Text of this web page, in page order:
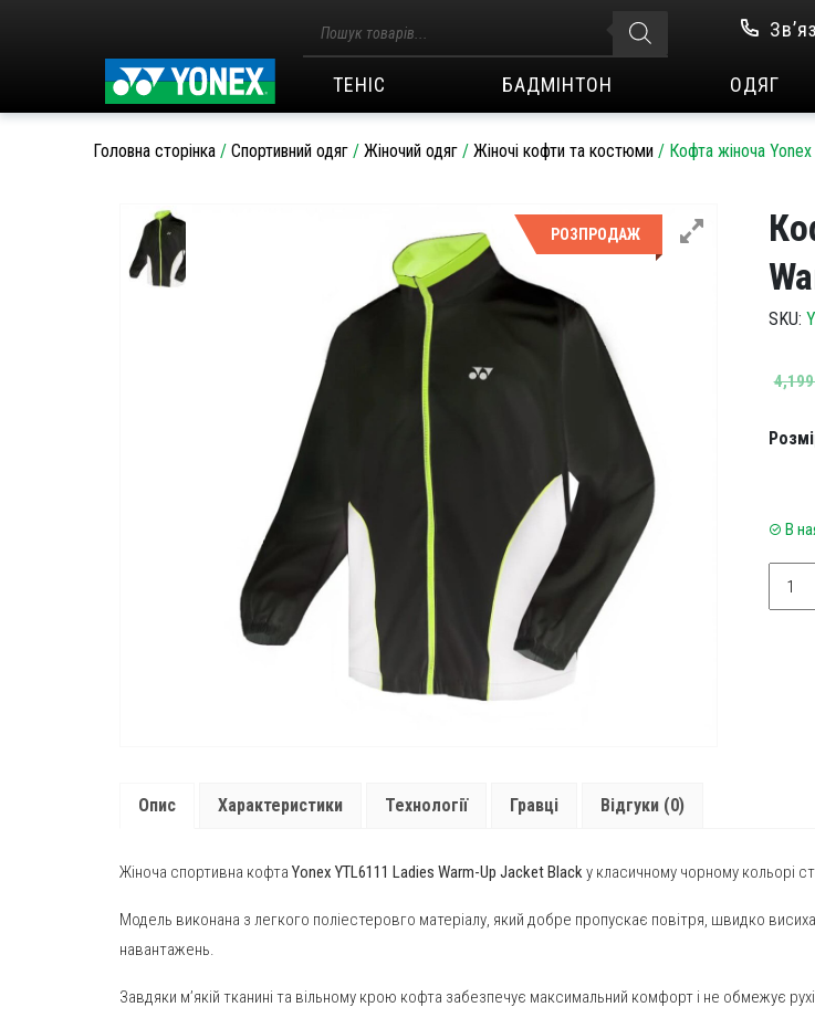
товарів
ТЕНІС БАДМІНТОН ОДЯГ
Головна сторінка / Спортивний одяг / Жіночий одяг / Жіночі кофти та костюми / Кофта жіноча
РОЗПРОДАЖ
SKU:
В
Опис Характеристики Технології Гравці Відгуки (0)
Жіноча спортивна кофта Yonex YTL6111 Ladies Warm-Up Jacket Blackу класичному чорному кольорі
Модель виконана з легкого поліестеровго матеріалу, який добре пропускає повітря, швидко
навантажень.
Завдяки м’якій тканині та вільному крою кофта забезпечує максимальний комфорт і не обмежує